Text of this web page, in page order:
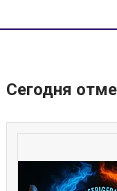
Сегодня